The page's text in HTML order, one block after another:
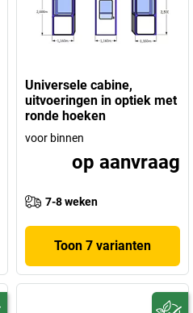
Universele cabine,
uitvoeringen in optiek met
ronde hoeken
voor binnen
op aanvraag
7-8 weken
Toon 7 varianten